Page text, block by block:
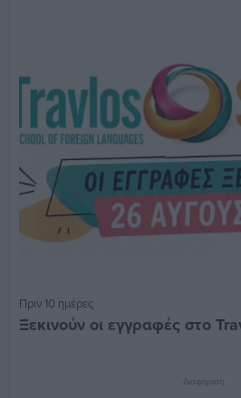
Πριν 10 ημέρες
Ξεκινούν οι εγγραφές στο
Διαφήμιση